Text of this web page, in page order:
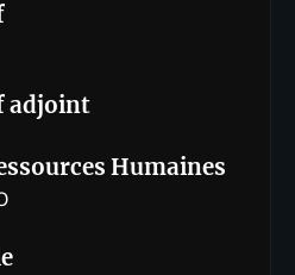
adjoint
Humaines